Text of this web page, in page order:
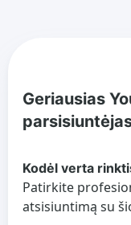
Geriausias
Kodėl verta
Patirkite
atsisiuntimą su